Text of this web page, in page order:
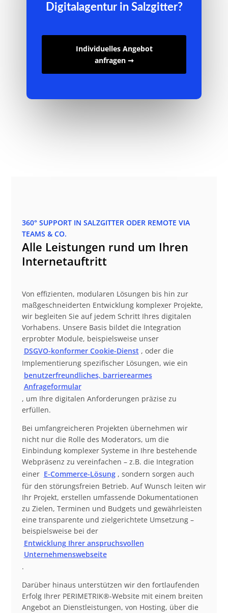
Digitalagentur in Salzgitter?
Individuelles Angebot
anfragen ➞
360° SUPPORT IN SALZGITTER ODER REMOTE VIA
TEAMS & CO.
Alle Leistungen rund um Ihren
Internetauftritt
Von effizienten, modularen Lösungen bis hin zur
maßgeschneiderten Entwicklung komplexer Projekte,
wir begleiten Sie auf jedem Schritt Ihres digitalen
Vorhabens. Unsere Basis bildet die Integration
erprobter Module, beispielsweise unser
DSGVO-konformer Cookie-Dienst , oder die
Implementierung spezifischer Lösungen, wie ein
benutzerfreundliches, barrierearmes
Anfrageformular
, um Ihre digitalen Anforderungen präzise zu
erfüllen.
Bei umfangreicheren Projekten übernehmen wir
nicht nur die Rolle des Moderators, um die
Einbindung komplexer Systeme in Ihre bestehende
Webpräsenz zu vereinfachen – z.B. die Integration
einer E-Commerce-Lösung , sondern sorgen auch
für den störungsfreien Betrieb. Auf Wunsch leiten wir
Ihr Projekt, erstellen umfassende Dokumentationen
zu Zielen, Terminen und Budgets und gewährleisten
eine transparente und zielgerichtete Umsetzung –
beispielsweise bei der
Entwicklung Ihrer anspruchsvollen
Unternehmenswebseite
.
Darüber hinaus unterstützen wir den fortlaufenden
Erfolg Ihrer PERIMETRIK®-Website mit einem breiten
Angebot an Dienstleistungen, von Hosting, über die